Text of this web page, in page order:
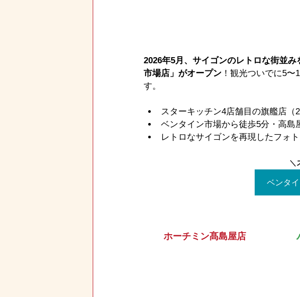
2026年5月、サイゴンのレトロな街並
市場店」がオープン ！観光ついでに5
す。
スターキッチン4店舗目の旗艦店（
ベンタイン市場から徒歩5分・高島
レトロなサイゴンを再現したフォ
＼
ベンタ
ホーチミン髙島屋店